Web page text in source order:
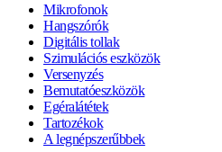
Mikrofonok
Hangszórók
Digitális tollak
Szimulációs eszközök
Versenyzés
Bemutatóeszközök
Egéralátétek
Tartozékok
A legnépszerűbbek